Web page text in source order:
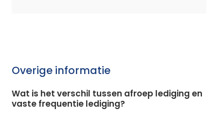
Overige informatie
Wat is het verschil tussen afroep lediging en
vaste frequentie lediging?